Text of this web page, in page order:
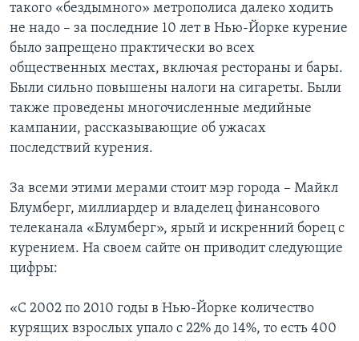
такого «бездымного» метрополиса далеко ходить
не надо – за последние 10 лет в Нью-Йорке курение
было запрещено практически во всех
общественных местах, включая рестораны и бары.
Были сильно повышены налоги на сигареты. Были
также проведены многочисленные медийные
кампании, рассказывающие об ужасах
последствий курения.
За всеми этими мерами стоит мэр города – Майкл
Блумберг, миллиардер и владелец финансового
телеканала «Блумберг», ярый и искренний борец с
курением. На своем сайте он приводит следующие
цифры:
«С 2002 по 2010 годы в Нью-Йорке количество
курящих взрослых упало с 22% до 14%, то есть 400